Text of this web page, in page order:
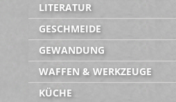
LITERATUR
GESCHMEIDE
GEWANDUNG
WAFFEN & WERKZEUGE
KÜCHE